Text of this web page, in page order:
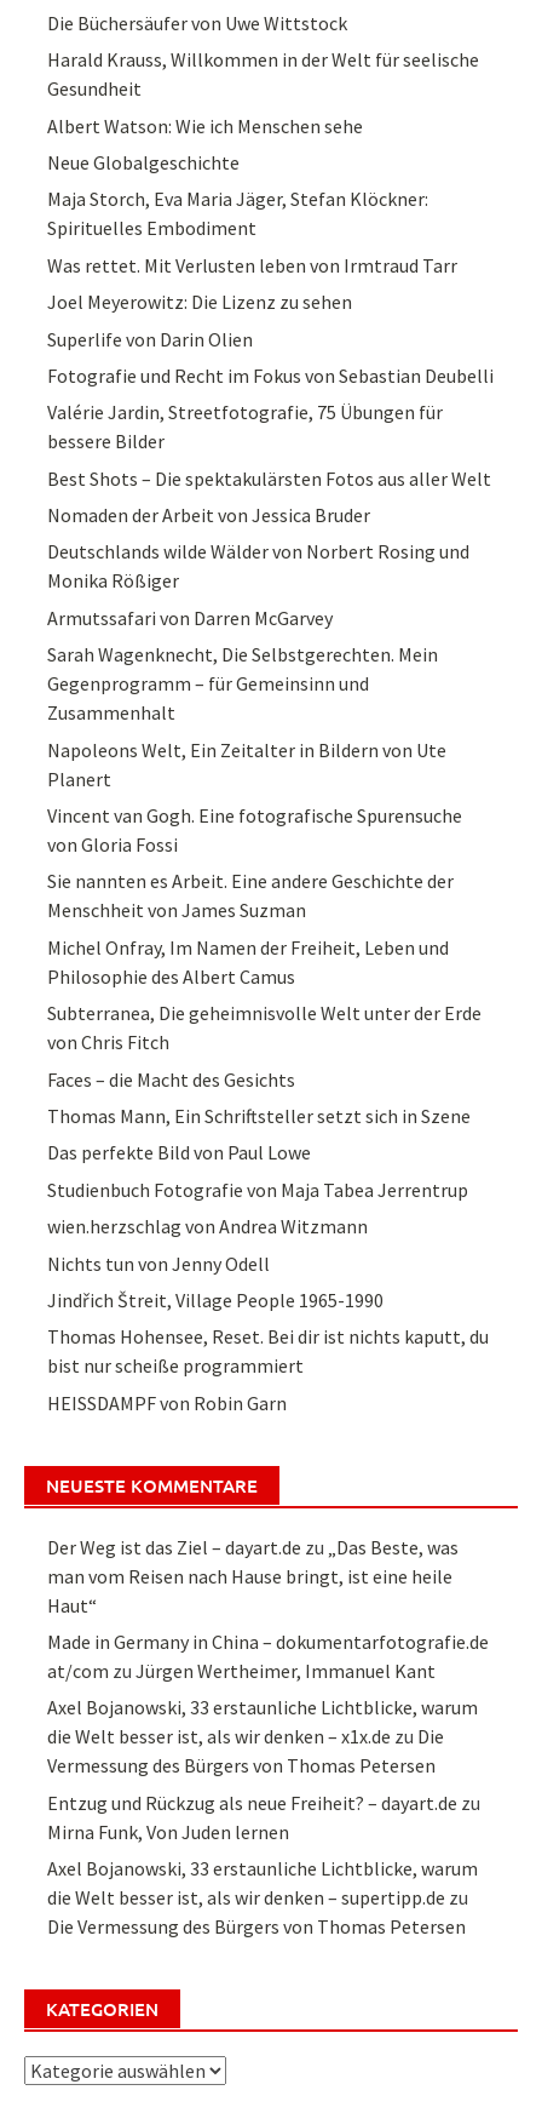
Die Büchersäufer von Uwe Wittstock
Harald Krauss, Willkommen in der Welt für seelische
Gesundheit
Albert Watson: Wie ich Menschen sehe
Neue Globalgeschichte
Maja Storch, Eva Maria Jäger, Stefan Klöckner:
Spirituelles Embodiment
Was rettet. Mit Verlusten leben von Irmtraud Tarr
Joel Meyerowitz: Die Lizenz zu sehen
Superlife von Darin Olien
Fotografie und Recht im Fokus von Sebastian Deubelli
Valérie Jardin, Streetfotografie, 75 Übungen für
bessere Bilder
Best Shots – Die spektakulärsten Fotos aus aller Welt
Nomaden der Arbeit von Jessica Bruder
Deutschlands wilde Wälder von Norbert Rosing und
Monika Rößiger
Armutssafari von Darren McGarvey
Sarah Wagenknecht, Die Selbstgerechten. Mein
Gegenprogramm – für Gemeinsinn und
Zusammenhalt
Napoleons Welt, Ein Zeitalter in Bildern von Ute
Planert
Vincent van Gogh. Eine fotografische Spurensuche
von Gloria Fossi
Sie nannten es Arbeit. Eine andere Geschichte der
Menschheit von James Suzman
Michel Onfray, Im Namen der Freiheit, Leben und
Philosophie des Albert Camus
Subterranea, Die geheimnisvolle Welt unter der Erde
von Chris Fitch
Faces – die Macht des Gesichts
Thomas Mann, Ein Schriftsteller setzt sich in Szene
Das perfekte Bild von Paul Lowe
Studienbuch Fotografie von Maja Tabea Jerrentrup
wien.herzschlag von Andrea Witzmann
Nichts tun von Jenny Odell
Jindřich Štreit, Village People 1965-1990
Thomas Hohensee, Reset. Bei dir ist nichts kaputt, du
bist nur scheiße programmiert
HEISSDAMPF von Robin Garn
NEUESTE KOMMENTARE
Der Weg ist das Ziel – dayart.de zu „Das Beste, was
man vom Reisen nach Hause bringt, ist eine heile
Haut“
Made in Germany in China – dokumentarfotografie.de
at/com zuJürgen Wertheimer, Immanuel Kant
Axel Bojanowski, 33 erstaunliche Lichtblicke, warum
die Welt besser ist, als wir denken – x1x.de zu Die
Vermessung des Bürgers von Thomas Petersen
Entzug und Rückzug als neue Freiheit? – dayart.de zu
Mirna Funk, Von Juden lernen
Axel Bojanowski, 33 erstaunliche Lichtblicke, warum
die Welt besser ist, als wir denken – supertipp.de zu
Die Vermessung des Bürgers von Thomas Petersen
KATEGORIEN
Kategorien